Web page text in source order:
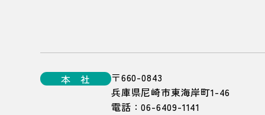
本 社
〒660-0843
兵庫県尼崎市東海岸町1-46
電話：06-6409-1141